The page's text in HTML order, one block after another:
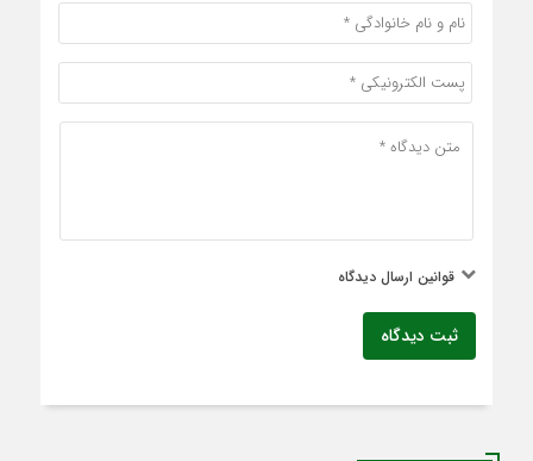
قوانین ارسال دیدگاه
ثبت دیدگاه